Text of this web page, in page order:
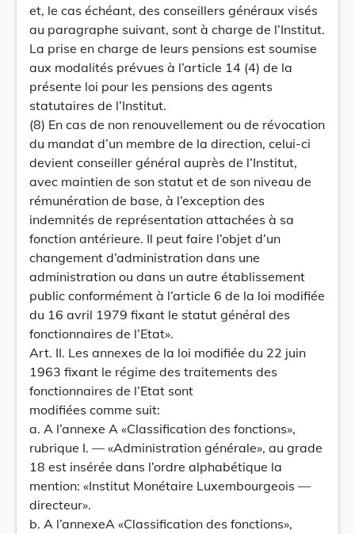
et, le cas échéant, des conseillers généraux visés
au paragraphe suivant, sont à charge de l’Institut.
La prise en charge de leurs pensions est soumise
aux modalités prévues à l’article 14 (4) de la
présente loi pour les pensions des agents
statutaires de l’Institut.
(8) En cas de non renouvellement ou de révocation
du mandat d’un membre de la direction, celui-ci
devient conseiller général auprès de l’Institut,
avec maintien de son statut et de son niveau de
rémunération de base, à l’exception des
indemnités de représentation attachées à sa
fonction antérieure. Il peut faire l’objet d’un
changement d’administration dans une
administration ou dans un autre établissement
public conformément à l’article 6 de la loi modifiée
du 16 avril 1979 fixant le statut général des
fonctionnaires de l’Etat».
Art. II. Les annexes de la loi modifiée du 22 juin
1963 fixant le régime des traitements des
fonctionnaires de l’Etat sont
modifiées comme suit:
a. A l’annexe A «Classification des fonctions»,
rubrique I. — «Administration générale», au grade
18 est insérée dans l’ordre alphabétique la
mention: «Institut Monétaire Luxembourgeois —
directeur».
b. A l’annexeA «Classification des fonctions»,